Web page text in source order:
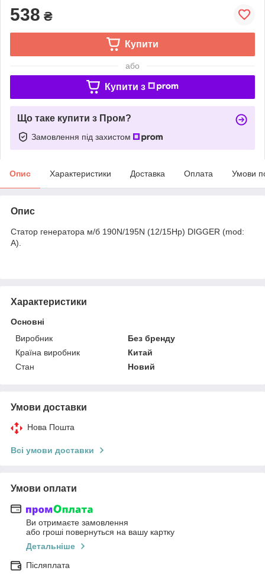
538 ₴
Купити
або
Купити з
Що таке купити з Пром?
Замовлення під захистом
Опис Характеристики Доставка Оплата Умови
Опис
Статор генератора м/б 190N/195N (12/15Hp) DIGGER (mod:
A).
Характеристики
Основні
Виробник
Без бренду
Країна виробник
Китай
Стан
Новий
Умови доставки
Нова Пошта
Всі умови доставки
Умови оплати
Ви отримаєте замовлення
або гроші повернуться на вашу картку
Детальніше
Післяплата